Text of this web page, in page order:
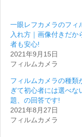
一眼レフカメラのフィ
入れ方｜画像付きだか
者も安心!
2021年9月15日
フィルムカメラ
フィルムカメラの種類
ぎて初心者には選べな
題、の回答です!
2021年8月27日
フィルムカメラ